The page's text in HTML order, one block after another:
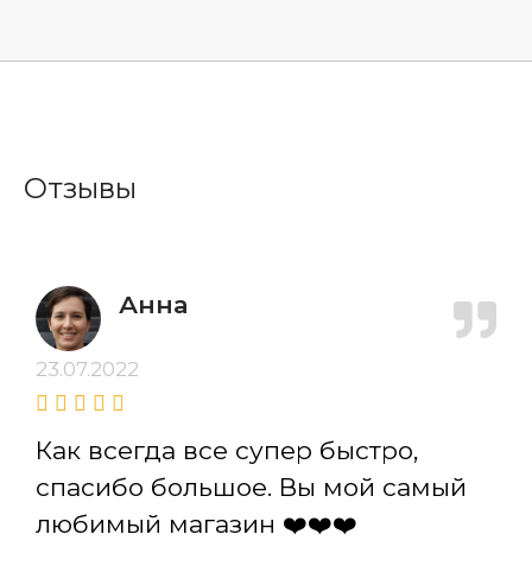
Отзывы
Анна
23.07.2022
Как всегда все супер быстро,
спасибо большое. Вы мой самый
любимый магазин ❤️❤️❤️